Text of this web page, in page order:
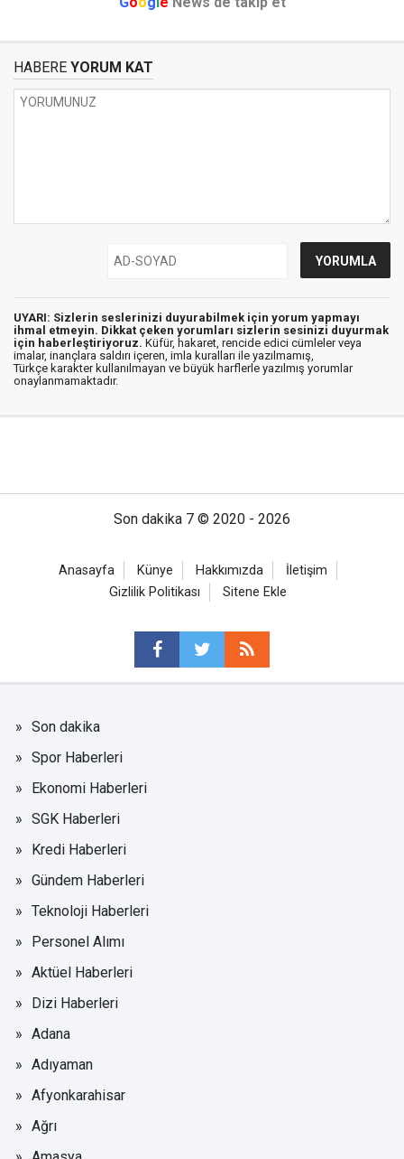
HABERE YORUM KAT
UYARI: Sizlerin seslerinizi duyurabilmek için yorum yapmayı
ihmal etmeyin. Dikkat çeken yorumları sizlerin sesinizi duyurmak
için haberleştiriyoruz. Küfür, hakaret, rencide edici cümleler veya
imalar, inançlara saldırı içeren, imla kuralları ile yazılmamış,
Türkçe karakter kullanılmayan ve büyük harflerle yazılmış yorumlar
onaylanmamaktadır.
Son dakika 7 © 2020 - 2026
Anasayfa Künye Hakkımızda
İletişim
Gizlilik Politikası
Sitene Ekle
Son dakika
Spor Haberleri
Ekonomi Haberleri
SGK Haberleri
Kredi Haberleri
Gündem Haberleri
Teknoloji Haberleri
Personel Alımı
Aktüel Haberleri
Dizi Haberleri
Adana
Adıyaman
Afyonkarahisar
Ağrı